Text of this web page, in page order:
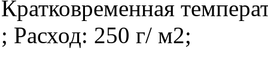
Кратковременная
; Расход: 250 г/ м2;